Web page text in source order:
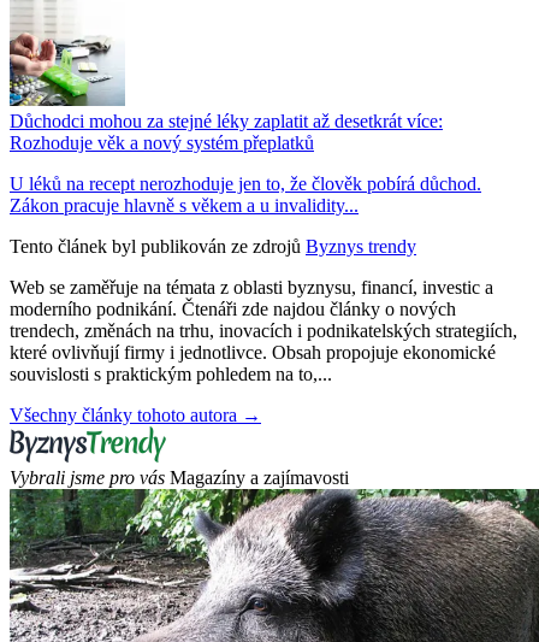
Důchodci mohou za stejné léky zaplatit až desetkrát více:
Rozhoduje věk a nový systém přeplatků
U léků na recept nerozhoduje jen to, že člověk pobírá důchod.
Zákon pracuje hlavně s věkem a u invalidity...
Tento článek byl publikován ze zdrojů Byznys trendy
Web se zaměřuje na témata z oblasti byznysu, financí, investic a
moderního podnikání. Čtenáři zde najdou články o nových
trendech, změnách na trhu, inovacích i podnikatelských strategiích,
které ovlivňují firmy i jednotlivce. Obsah propojuje ekonomické
souvislosti s praktickým pohledem na to,...
Všechny články tohoto autora →
Vybrali jsme pro vás Magazíny a zajímavosti